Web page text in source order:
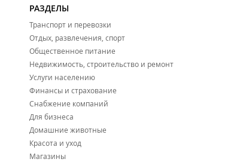
РАЗДЕЛЫ
Транспорт и перевозки
Отдых, развлечения, спорт
Общественное питание
Недвижимость, строительство и ремонт
Услуги населению
Финансы и страхование
Снабжение компаний
Для бизнеса
Домашние животные
Красота и уход
Магазины